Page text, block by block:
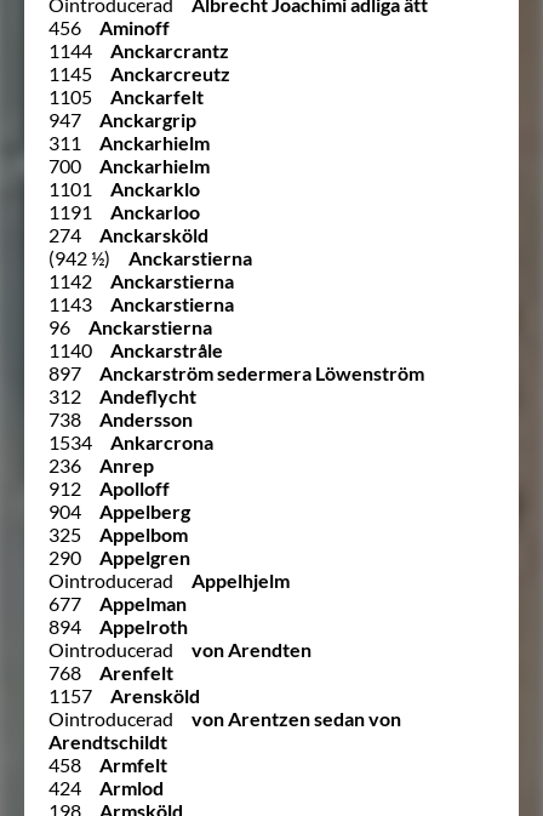
456
Aminoff
1144
Anckarcrantz
1145
Anckarcreutz
1105
Anckarfelt
947
Anckargrip
311
Anckarhielm
700
Anckarhielm
1101
Anckarklo
1191
Anckarloo
274
Anckarsköld
(942 ½)
Anckarstierna
1142
Anckarstierna
1143
Anckarstierna
96
Anckarstierna
1140
Anckarstråle
897
Anckarström sedermera Löwenström
312
Andeflycht
738
Andersson
1534
Ankarcrona
236
Anrep
912
Apolloff
904
Appelberg
325
Appelbom
290
Appelgren
Ointroducerad
Appelhjelm
677
Appelman
894
Appelroth
Ointroducerad
von Arendten
768
Arenfelt
1157
Arensköld
Ointroducerad
von Arentzen sedan von
Arendtschildt
458
Armfelt
424
Armlod
198
Armsköld